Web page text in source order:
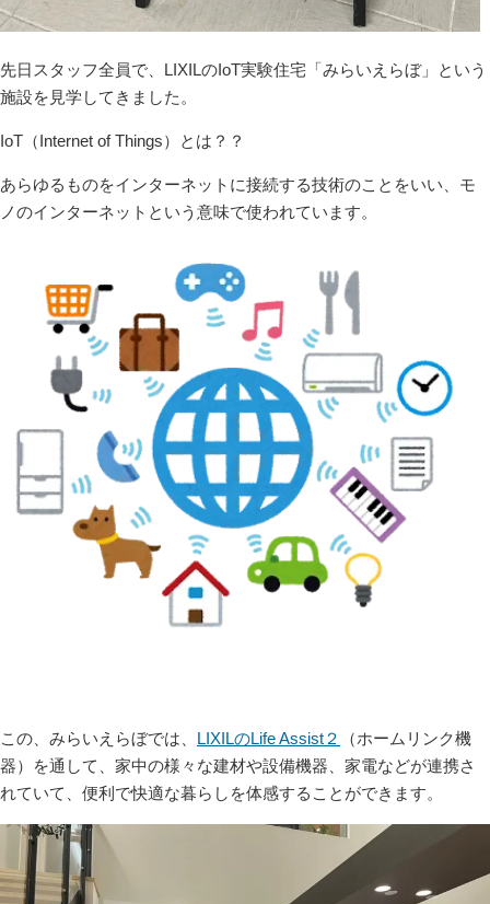
先日スタッフ全員で、LIXILのIoT実験住宅「みらいえらぼ」という
施設を見学してきました。
IoT（Internet of Things）とは？？
あらゆるものをインターネットに接続する技術のことをいい、モ
ノのインターネットという意味で使われています。
この、みらいえらぼでは、 LIXILのLife Assist２
（ホームリンク機
器）を通して、家中の様々な建材や設備機器、家電などが連携さ
れていて、便利で快適な暮らしを体感することができます。